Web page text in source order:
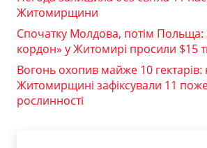
Житомирщини
Спочатку Молдова, потім Польща:
кордон» у Житомирі просили $15
Вогонь охопив майже 10 гектарів:
Житомирщині зафіксували 11
рослинності